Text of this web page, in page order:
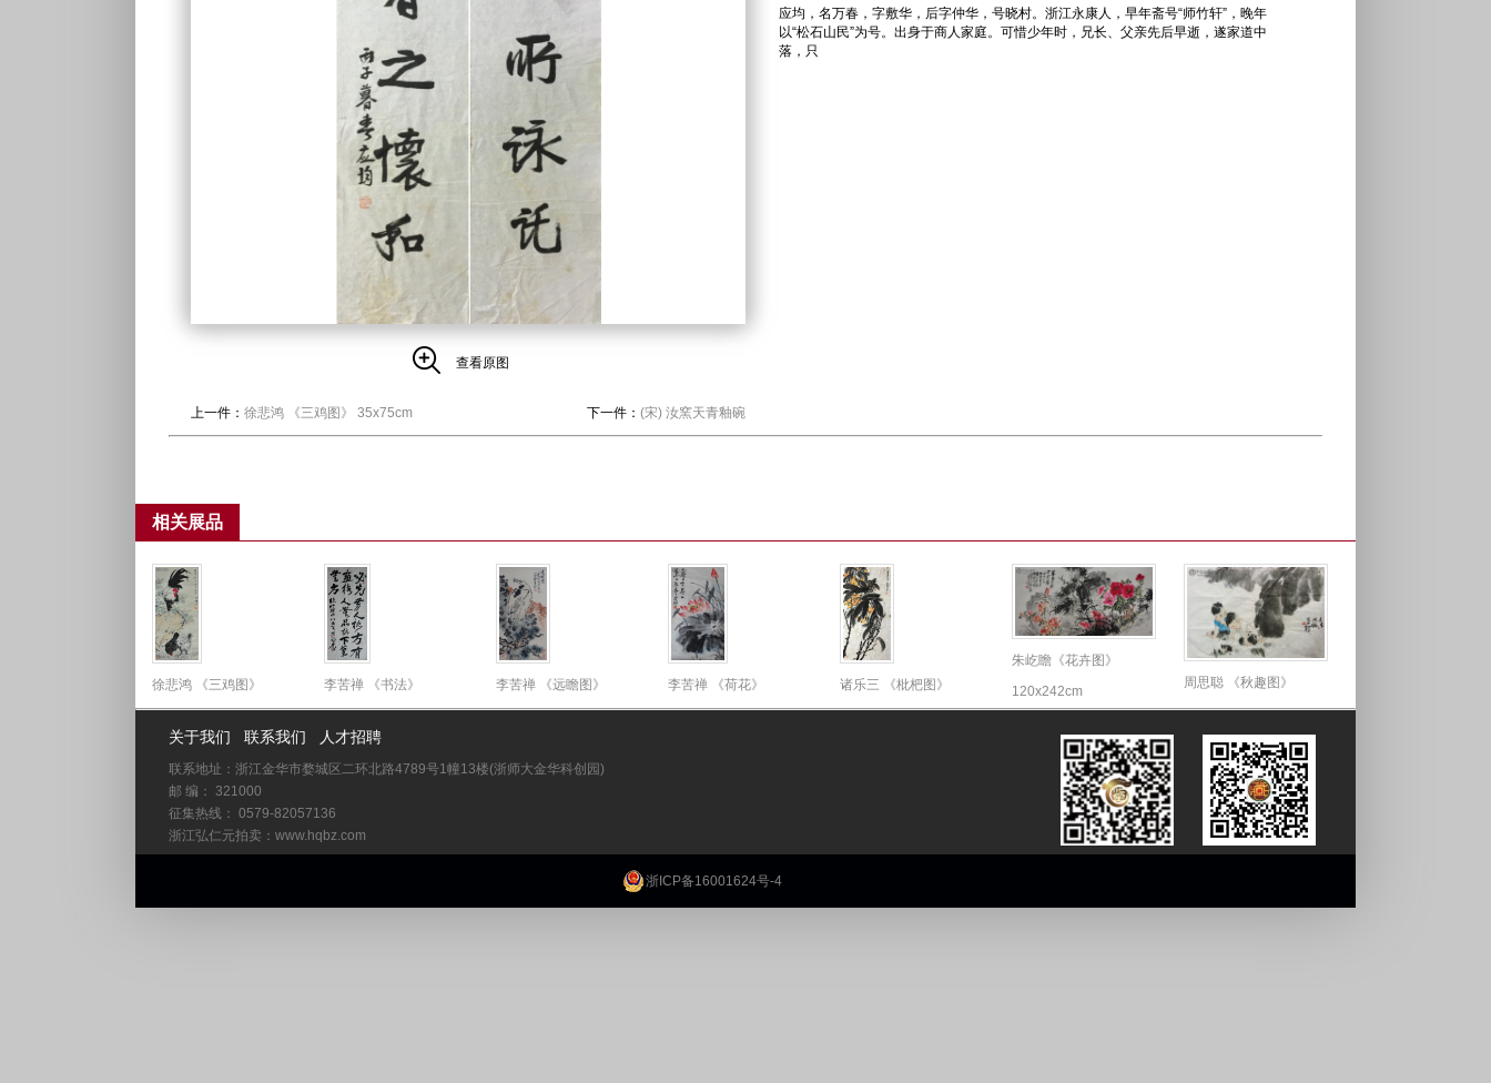
查看原图
上一件： 徐悲鸿 《三鸡图》 35x75cm 下一件： (宋) 汝窯天青釉碗
应均，名万春，字敷华，后字仲华，号晓村。浙江永康人，早年斋号“师竹轩”，晚年
以“松石山民”为号。出身于商人家庭。可惜少年时，兄长、父亲先后早逝，遂家道中
落，只
相关展品
徐悲鸿 《三鸡图》
李苦禅 《书法》
李苦禅 《远瞻图》
李苦禅 《荷花》
诸乐三 《枇杷图》
朱屹瞻《花卉图》
120x242cm
周思聪 《秋趣图》
46X68cm
关于我们 联系我们 人才招聘
联系地址：浙江金华市婺城区二环北路4789号1幢13楼(浙师大金华科创园)
邮 编： 321000
征集热线： 0579-82057136
浙江弘仁元拍卖：www.hqbz.com
浙ICP备16001624号-4